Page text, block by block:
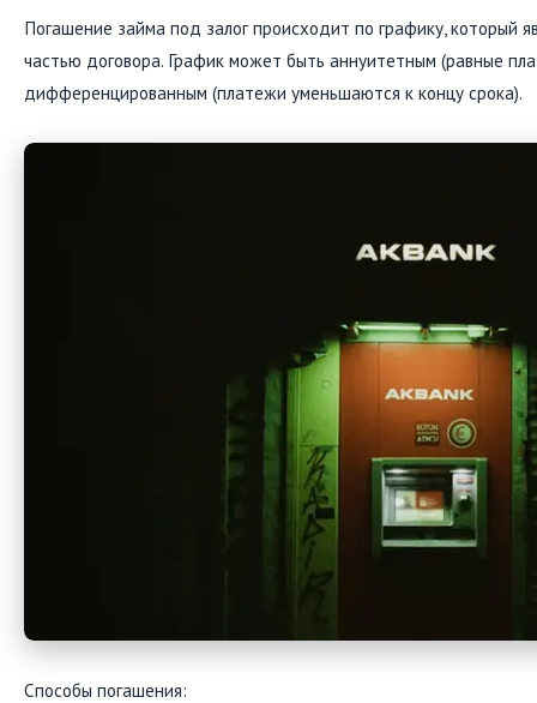
Погашение займа под залог происходит по графику, который
частью договора. График может быть аннуитетным (равные
дифференцированным (платежи уменьшаются к концу срока).
Способы погашения: